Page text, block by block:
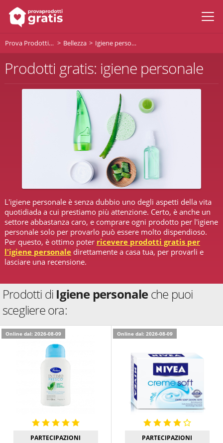
Prova Prodotti Gratis Bellezza Igiene personale
Prodotti gratis: igiene personale
L'igiene personale è senza dubbio uno degli aspetti della vita
quotidiada a cui prestiamo più attenzione. Certo, è anche un
settore abbastanza caro, e comprare ogni prodotto per l'igiene
personale solo per provarlo può essere molto dispendioso.
Per questo, è ottimo poter ricevere prodotti gratis per
l'igiene personaledirettamente a casa tua, per provarli e
lasciare una recensione.
Prodotti di Igiene personaleche puoi
scegliere ora:
Online dal: 2026-08-09
PARTECIPAZIONI
Online dal: 2026-08-09
PARTECIPAZIONI